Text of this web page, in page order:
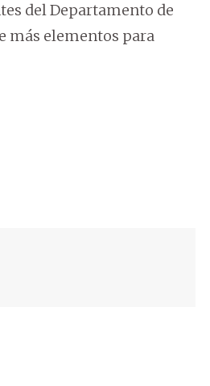
del Departamento de
más elementos para